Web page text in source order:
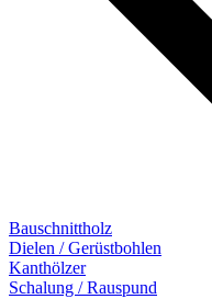
Bauschnittholz
Dielen / Gerüstbohlen
Kanthölzer
Schalung / Rauspund